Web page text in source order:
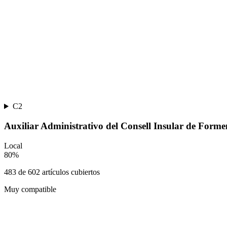
C2
Auxiliar Administrativo del Consell Insular de
Local
80%
483 de 602 artículos cubiertos
Muy compatible